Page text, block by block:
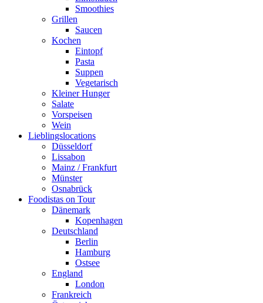
Smoothies
Grillen
Saucen
Kochen
Eintopf
Pasta
Suppen
Vegetarisch
Kleiner Hunger
Salate
Vorspeisen
Wein
Lieblingslocations
Düsseldorf
Lissabon
Mainz / Frankfurt
Münster
Osnabrück
Foodistas on Tour
Dänemark
Kopenhagen
Deutschland
Berlin
Hamburg
Ostsee
England
London
Frankreich